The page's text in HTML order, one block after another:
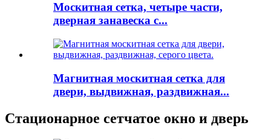
Москитная сетка, четыре части,
дверная занавеска с...
Магнитная москитная сетка для
двери, выдвижная, раздвижная...
Стационарное сетчатое окно и дверь